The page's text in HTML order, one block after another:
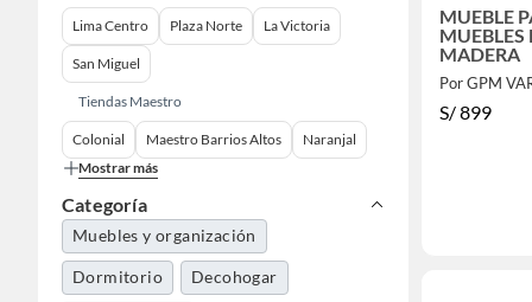
Lima Centro Plaza Norte La Victoria
San Miguel
Tiendas Maestro
Colonial Maestro Barrios Altos
Naranjal
Mostrar más
Categoría
Muebles y organización
Dormitorio Decohogar
MUEBLE
MUEBLES
MADERA
S/899